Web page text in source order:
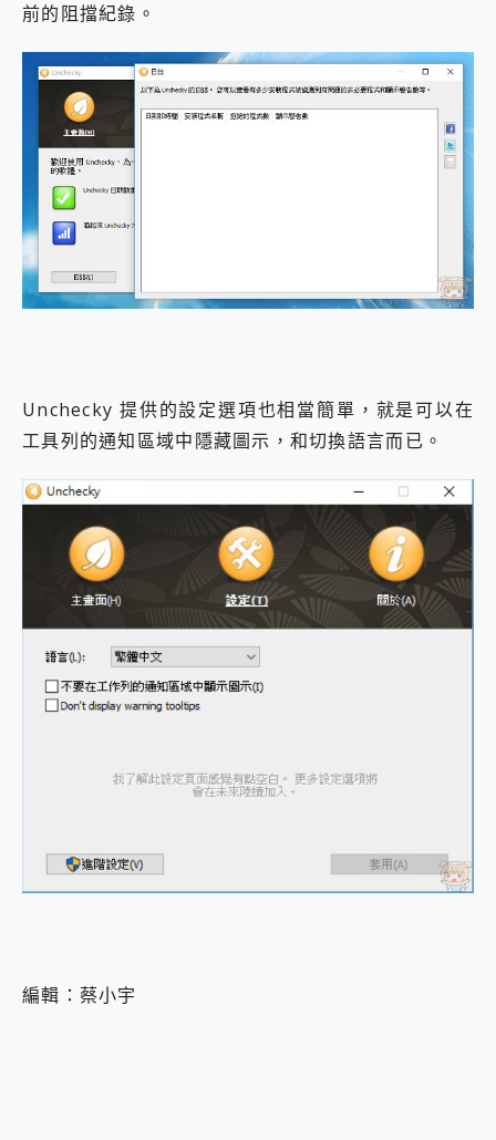
前的阻擋紀錄。
Unchecky 提供的設定選項也相當簡單，就是可以在
工具列的通知區域中隱藏圖示，和切換語言而已。
編輯：蔡小宇